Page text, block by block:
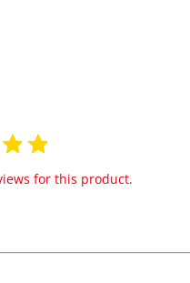
for this product.